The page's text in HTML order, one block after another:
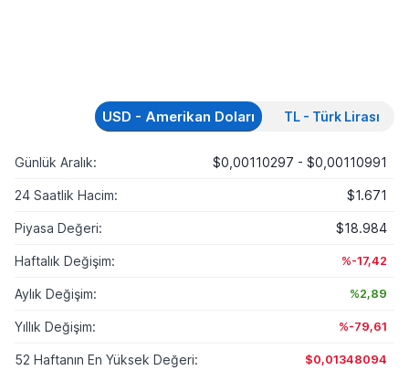
USD - Amerikan Doları TL - Türk Lirası
Günlük Aralık: $0,00110297 - $0,00110991
24 Saatlik Hacim: $1.671
Piyasa Değeri: $18.984
Haftalık Değişim: %-17,42
Aylık Değişim: %2,89
Yıllık Değişim: %-79,61
52 Haftanın En Yüksek Değeri: $0,01348094